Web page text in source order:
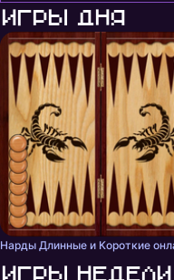
Игры дня
Нарды Длинные и Короткие
Игры недели